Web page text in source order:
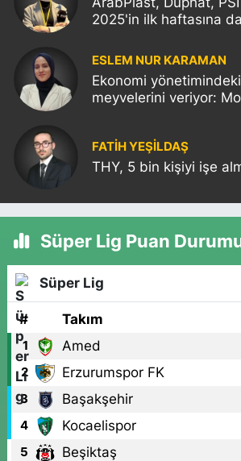
2025'in ilk haftasına
ESLEM NUR KARAMAN
Ekonomi
meyvelerini veriyor:
FATIH YEŞİLDAŞ
THY, 5 bin kişiyi işe
Süper Lig Puan
Süper Lig
# Takım
1 Amed
2 Erzurumspor FK
3 Başakşehir
4 Kocaelispor
5 Beşiktaş